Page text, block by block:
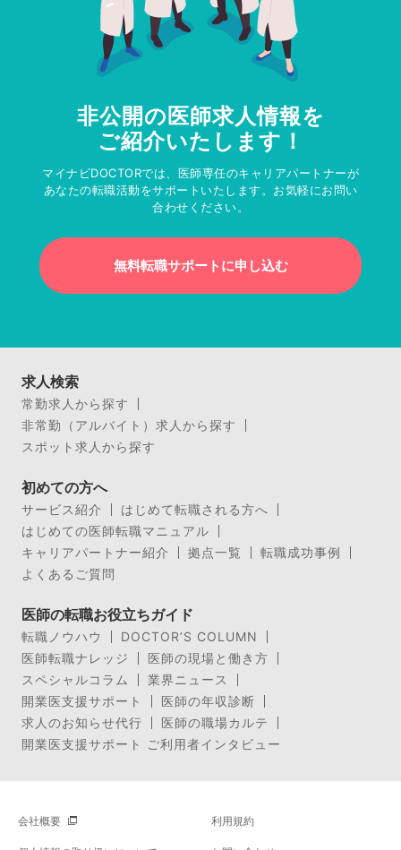
非公開の医師求人情報を
ご紹介いたします！
マイナビDOCTORでは、医師専任のキャリアパートナーが
あなたの転職活動をサポートいたします。お気軽にお問い
合わせください。
無料転職サポートに申し込む
求人検索
常勤求人から探す
非常勤（アルバイト）求人から探す
スポット求人から探す
初めての方へ
サービス紹介
はじめて転職される方へ
はじめての医師転職マニュアル
キャリアパートナー紹介
拠点一覧
転職成功事例
よくあるご質問
医師の転職お役立ちガイド
転職ノウハウ
DOCTOR’S COLUMN
医師転職ナレッジ
医師の現場と働き方
スペシャルコラム
業界ニュース
開業医支援サポート
医師の年収診断
求人のお知らせ代行
医師の職場カルテ
開業医支援サポート ご利用者インタビュー
会社概要 利用規約